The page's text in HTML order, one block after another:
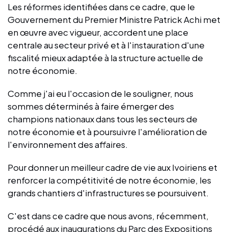
Les réformes identifiées dans ce cadre, que le
Gouvernement du Premier Ministre Patrick Achi met
en œuvre avec vigueur, accordent une place
centrale au secteur privé et à l'instauration d'une
fiscalité mieux adaptée à la structure actuelle de
notre économie.
Comme j'ai eu l'occasion de le souligner, nous
sommes déterminés à faire émerger des
champions nationaux dans tous les secteurs de
notre économie et à poursuivre l'amélioration de
l'environnement des affaires.
Pour donner un meilleur cadre de vie aux Ivoiriens et
renforcer la compétitivité de notre économie, les
grands chantiers d'infrastructures se poursuivent.
C'est dans ce cadre que nous avons, récemment,
procédé aux inaugurations du Parc des Expositions